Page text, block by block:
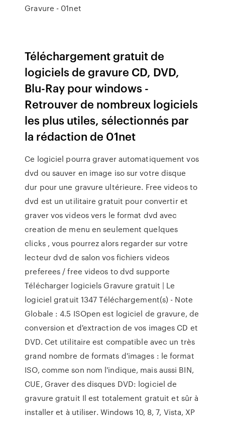
Gravure - 01net
Téléchargement gratuit de
logiciels de gravure CD, DVD,
Blu-Ray pour windows -
Retrouver de nombreux logiciels
les plus utiles, sélectionnés par
la rédaction de 01net
Ce logiciel pourra graver automatiquement vos
dvd ou sauver en image iso sur votre disque
dur pour une gravure ultérieure. Free videos to
dvd est un utilitaire gratuit pour convertir et
graver vos videos vers le format dvd avec
creation de menu en seulement quelques
clicks , vous pourrez alors regarder sur votre
lecteur dvd de salon vos fichiers videos
preferees / free videos to dvd supporte
Télécharger logiciels Gravure gratuit | Le
logiciel gratuit 1347 Téléchargement(s) - Note
Globale : 4.5 ISOpen est logiciel de gravure, de
conversion et d'extraction de vos images CD et
DVD. Cet utilitaire est compatible avec un très
grand nombre de formats d'images : le format
ISO, comme son nom l'indique, mais aussi BIN,
CUE, Graver des disques DVD: logiciel de
gravure gratuit Il est totalement gratuit et sûr à
installer et à utiliser. Windows 10, 8, 7, Vista, XP